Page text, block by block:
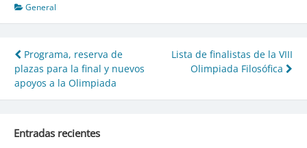
General
Navegación
de
Programa, reserva de
plazas para la final y nuevos
apoyos a la Olimpiada
Lista de finalistas de la VIII
Olimpiada Filosófica
Entradas recientes